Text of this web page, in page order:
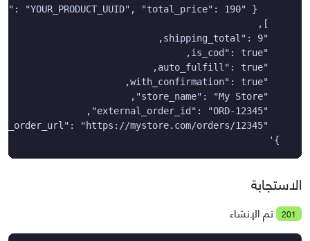
  }'
الاستجابة
201 تم الإنشاء